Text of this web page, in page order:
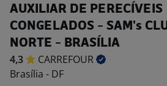
AUXILIAR DE PERECÍVEIS
CONGELADOS - SAM's
NORTE - BRASÍLIA
4,3
CARREFOUR
Brasília - DF